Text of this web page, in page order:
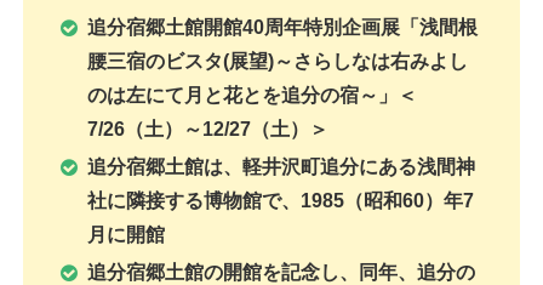
追分宿郷土館開館40周年特別企画展「浅間根
腰三宿のビスタ(展望)～さらしなは右みよし
のは左にて月と花とを追分の宿～」＜
7/26（土）～12/27（土）＞
追分宿郷土館は、軽井沢町追分にある浅間神
社に隣接する博物館で、1985（昭和60）年7
月に開館
追分宿郷土館の開館を記念し、同年、追分の